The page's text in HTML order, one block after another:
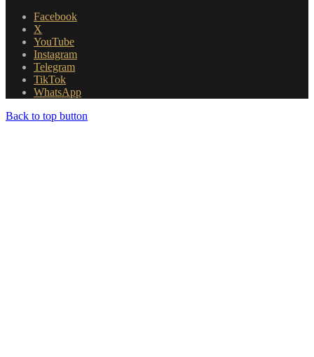
Facebook
X
YouTube
Instagram
Telegram
TikTok
WhatsApp
Back to top button